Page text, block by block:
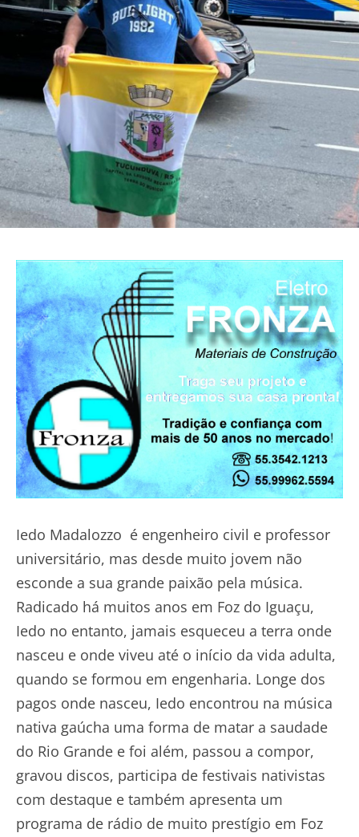
Iedo Madalozzo é engenheiro civil e professor
universitário, mas desde muito jovem não
esconde a sua grande paixão pela música.
Radicado há muitos anos em Foz do Iguaçu,
Iedo no entanto, jamais esqueceu a terra onde
nasceu e onde viveu até o início da vida adulta,
quando se formou em engenharia. Longe dos
pagos onde nasceu, Iedo encontrou na música
nativa gaúcha uma forma de matar a saudade
do Rio Grande e foi além, passou a compor,
gravou discos, participa de festivais nativistas
com destaque e também apresenta um
programa de rádio de muito prestígio em Foz